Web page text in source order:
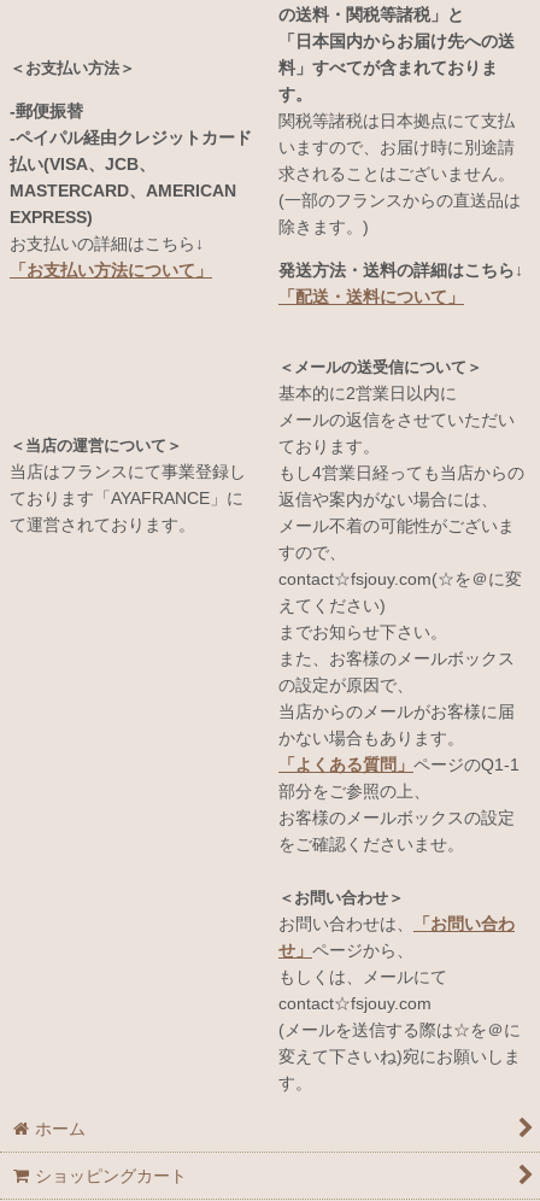
＜お支払い方法＞
-郵便振替
-ペイパル経由クレジットカード
払い(VISA、JCB、
MASTERCARD、AMERICAN
EXPRESS)
お支払いの詳細はこちら↓
「お支払い方法について」
＜当店の運営について＞
当店はフランスにて事業登録し
ております「AYAFRANCE」に
て運営されております。
の送料・関税等諸税」と
「日本国内からお届け先への送
料」すべてが含まれておりま
す。
関税等諸税は日本拠点にて支払
いますので、お届け時に別途請
求されることはございません。
(一部のフランスからの直送品は
除きます。)
発送方法・送料の詳細はこちら↓
「配送・送料について」
＜メールの送受信について＞
基本的に2営業日以内に
メールの返信をさせていただい
ております。
もし4営業日経っても当店からの
返信や案内がない場合には、
メール不着の可能性がございま
すので、
contact☆fsjouy.com(☆を＠に変
えてください)
までお知らせ下さい。
また、お客様のメールボックス
の設定が原因で、
当店からのメールがお客様に届
かない場合もあります。
「よくある質問」 ページのQ1-1
部分をご参照の上、
お客様のメールボックスの設定
をご確認くださいませ。
＜お問い合わせ＞
お問い合わせは、
「お問い合わ
せ」 ページから、
もしくは、メールにて
contact☆fsjouy.com
(メールを送信する際は☆を＠に
変えて下さいね)宛にお願いしま
す。
ホーム
ショッピングカート